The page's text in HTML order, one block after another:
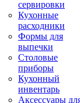
сервировки
Кухонные
расходники
Формы для
выпечки
Столовые
приборы
Кухонный
инвентарь
Аксессуары